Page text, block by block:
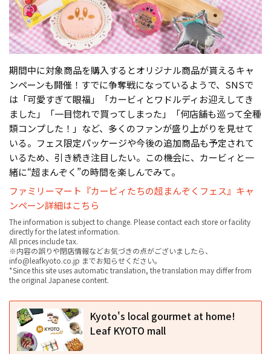
期間中に対象商品を購入するとオリジナル商品が貰えるキャ
ンペーンも開催！すでに争奪戦になっているようで、SNSで
は「可愛すぎて眼福」「カービィとワドルディお迎えしてき
ました」「一目惚れで買ってしまった」「何店舗も巡って全種
類コンプした！」など、多くのファンが盛り上がりを見せて
いる。フェス限定パッケージや今後の追加商品も予定されて
いるため、引き続き注目したい。この機会に、カービィと一
緒に“超まんぞく”の時間を楽しんでみて。
ファミリーマート『カービィたちの超まんぞくフェス』キャ
ンペーン詳細はこちら
The information is subject to change. Please contact each store or facility
directly for the latest information.
All prices include tax.
※内容の誤りや閉店情報などお気づきの点がございましたら、
info@leafkyoto.co.jp までお知らせください。
*Since this site uses automatic translation, the translation may differ from
the original Japanese content.
Kyoto's local gourmet at home!
Leaf KYOTO mall